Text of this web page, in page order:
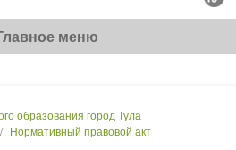
меню
образования город Тула
Нормативный правовой акт